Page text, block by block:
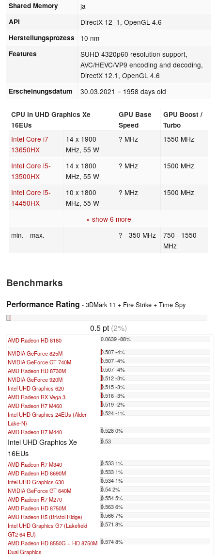
Shared Memory ja
API DirectX 12_1, OpenGL 4.6
Herstellungsprozess 10 nm
Features
SUHD 4320p60 resolution support,
AVC/HEVC/VP9 encoding and decoding,
DirectX 12.1, OpenGL 4.6
Erscheinungsdatum 30.03.2021 = 1958 days old
CPU in UHD Graphics Xe
16EUs
GPU Base
Speed
GPU Boost /
Turbo
Intel Core i7-
13650HX
14 x 1900
MHz, 55 W
? MHz 1550 MHz
Intel Core i5-
13500HX
14 x 1800
MHz, 55 W
? MHz 1500 MHz
Intel Core i5-
14450HX
10 x 1800
MHz, 55 W
? MHz 1500 MHz
» show 6 more
min. - max.
? - 350 MHz
750 - 1550
MHz
Benchmarks
Performance Rating - 3DMark 11 + Fire Strike + Time Spy
0.5 pt (2%)
AMD Radeon HD 8180 0.0639 -88%
NVIDIA GeForce 825M
0.507 -4%
NVIDIA GeForce GT 740M
0.507 -4%
AMD Radeon HD 8730M
0.507 -4%
NVIDIA GeForce 920M
0.512 -3%
Intel UHD Graphics 620
0.515 -3%
AMD Radeon RX Vega 3
0.516 -3%
AMD Radeon R7 M460
0.519 -2%
Intel UHD Graphics 24EUs (Alder
Lake-N)
0.524 -1%
AMD Radeon R7 M440 0.528 0%
Intel UHD Graphics Xe
16EUs
0.53
AMD Radeon R7 M340
0.533 1%
AMD Radeon HD 8690M
0.533 1%
Intel UHD Graphics 630
0.534 1%
NVIDIA GeForce GT 640M
0.54 2%
AMD Radeon R7 M270
0.554 5%
AMD Radeon HD 8750M
0.563 6%
AMD Radeon R5 (Bristol Ridge)
0.566 7%
Intel UHD Graphics G7 (Lakefield
GT2 64 EU)
0.571 8%
AMD Radeon HD 8550G + HD 8750M
Dual Graphics
0.574 8%